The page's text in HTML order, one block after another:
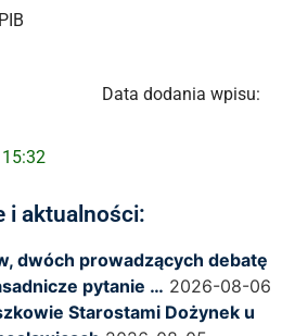
Data dodania wpisu:
15:32
i aktualności:
dwóch prowadzących debatę
pytanie … 2026-08-06
Starostami Dożynek u